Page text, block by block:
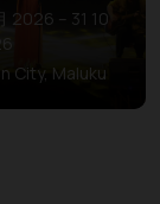
2026 – 31 10
City, Maluku